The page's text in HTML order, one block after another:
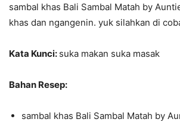
sambal khas Bali Sambal Matah by
khas dan ngangenin. yuk silahkan di
Kata Kunci: suka makan suka masak
Bahan Resep:
sambal khas Bali Sambal Matah by